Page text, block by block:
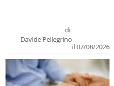
di
Davide Pellegrino
il 07/08/2026